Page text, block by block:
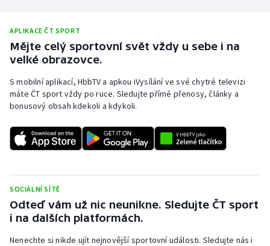
Plážový volejbal
Ragby
Rychlobruslení
Short track
Sportovní střelba
Stolní tenis
Triatlon
APLIKACE ČT SPORT
Mějte celý sportovní svět vždy u sebe i na
velké obrazovce.
S mobilní aplikací, HbbTV a apkou iVysílání ve své chytré televizi
máte ČT sport vždy po ruce. Sledujte přímé přenosy, články a
bonusový obsah kdekoli a kdykoli.
SOCIÁLNÍ SÍTĚ
Odteď vám už nic neunikne. Sledujte ČT sport
i na dalších platformách.
Nenechte si nikde ujít nejnovější sportovní události. Sledujte nás i